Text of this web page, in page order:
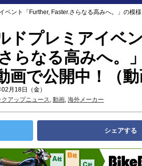
ベント「Further, Faster.さらなる高みへ。」の模
ドプレミアイベ
らなる高みへ。
画で公開中！（動
月18日（金）
クアップニュース, 動画, 海外メーカー
シェアする